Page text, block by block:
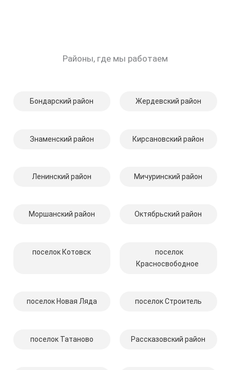
Районы, где мы работаем
Бондарский район Жердевский район
Знаменский район Кирсановский район
Ленинский район Мичуринский район
Моршанский район Октябрьский район
поселок Котовск
поселок
Красносвободное
поселок Новая Ляда поселок Строитель
поселок Татаново Рассказовский район